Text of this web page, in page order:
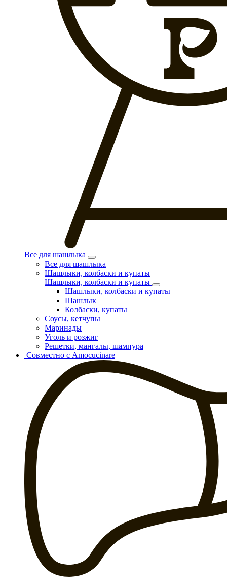
Все для шашлыка
Все для шашлыка
Шашлыки, колбаски и купаты
Шашлыки, колбаски и купаты
Шашлыки, колбаски и купаты
Шашлык
Колбаски, купаты
Соусы, кетчупы
Маринады
Уголь и розжиг
Решетки, мангалы, шампура
Совместно с Amocucinare